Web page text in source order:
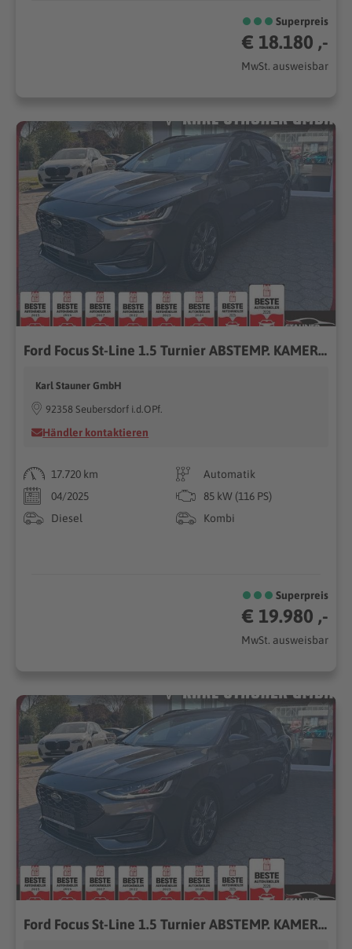
Superpreis
€ 18.180 ,-
MwSt. ausweisbar
Ford Focus St-Line 1.5 Turnier ABSTEMP. KAMERA NAVI
Karl Stauner GmbH
92358 Seubersdorf i.d.OPf.
Händler kontaktieren
17.720 km
Automatik
04/2025
85 kW (116 PS)
Diesel
Kombi
Superpreis
€ 19.980 ,-
MwSt. ausweisbar
Ford Focus St-Line 1.5 Turnier ABSTEMP. KAMERA NAVI